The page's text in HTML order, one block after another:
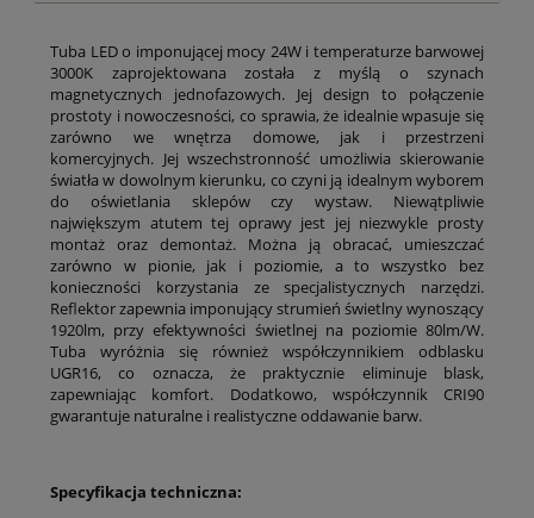
Tuba LED o imponującej mocy 24W i temperaturze barwowej
3000K zaprojektowana została z myślą o szynach
magnetycznych jednofazowych. Jej design to połączenie
prostoty i nowoczesności, co sprawia, że idealnie wpasuje się
zarówno we wnętrza domowe, jak i przestrzeni
komercyjnych. Jej wszechstronność umożliwia skierowanie
światła w dowolnym kierunku, co czyni ją idealnym wyborem
do oświetlania sklepów czy wystaw. Niewątpliwie
największym atutem tej oprawy jest jej niezwykle prosty
montaż oraz demontaż. Można ją obracać, umieszczać
zarówno w pionie, jak i poziomie, a to wszystko bez
konieczności korzystania ze specjalistycznych narzędzi.
Reflektor zapewnia imponujący strumień świetlny wynoszący
1920lm, przy efektywności świetlnej na poziomie 80lm/W.
Tuba wyróżnia się również współczynnikiem odblasku
UGR16, co oznacza, że praktycznie eliminuje blask,
zapewniając komfort. Dodatkowo, współczynnik CRI90
gwarantuje naturalne i realistyczne oddawanie barw.
Specyfikacja techniczna: